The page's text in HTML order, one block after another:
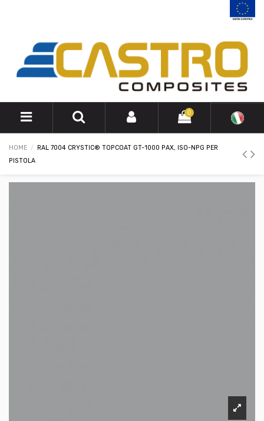
0
HOME
RAL 7004 CRYSTIC® TOPCOAT GT-1000 PAX, ISO-NPG PER
PISTOLA